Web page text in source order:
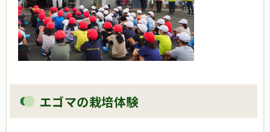
エゴマの栽培体験